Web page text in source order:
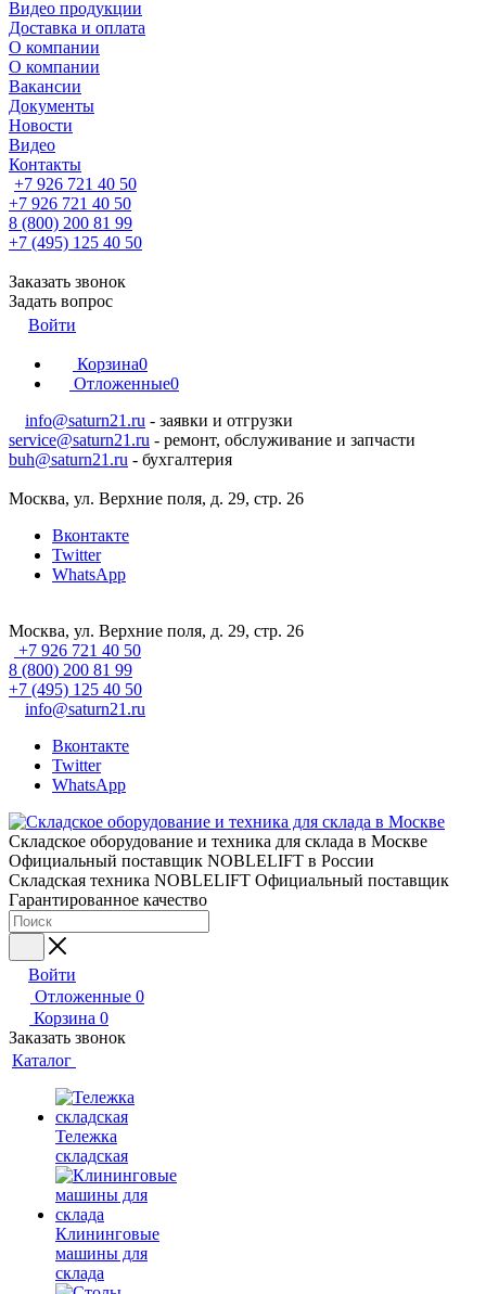
Видео продукции
Доставка и оплата
О компании
О компании
Вакансии
Документы
Новости
Видео
Контакты
+7 926 721 40 50
+7 926 721 40 50
8 (800) 200 81 99
+7 (495) 125 40 50
Заказать звонок
Задать вопрос
Войти
Корзина0
Отложенные0
info@saturn21.ru - заявки и отгрузки
service@saturn21.ru - ремонт, обслуживание и запчасти
buh@saturn21.ru - бухгалтерия
Москва, ул. Верхние поля, д. 29, стр. 26
Вконтакте
Twitter
WhatsApp
Москва, ул. Верхние поля, д. 29, стр. 26
+7 926 721 40 50
8 (800) 200 81 99
+7 (495) 125 40 50
info@saturn21.ru
Вконтакте
Twitter
WhatsApp
Складское оборудование и техника для склада в Москве
Официальный поставщик NOBLELIFT в России
Складская техника NOBLELIFT Официальный поставщик
Гарантированное качество
Войти
Отложенные 0
Корзина 0
Заказать звонок
Каталог
Тележка
складская
Клининговые
машины для
склада